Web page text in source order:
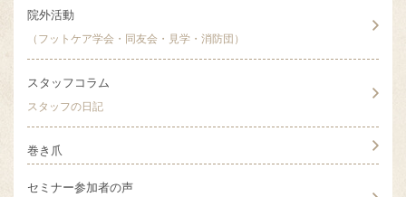
院外活動
（フットケア学会・同友会・見学・消防団）
スタッフコラム
スタッフの日記
巻き爪
セミナー参加者の声